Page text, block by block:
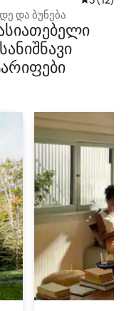
და ბუნება